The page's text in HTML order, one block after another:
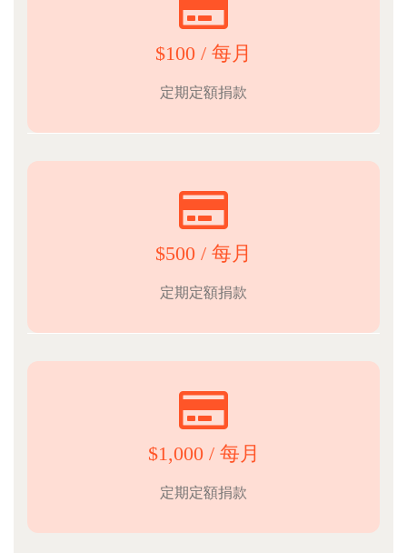
$100 / 每月
定期定額捐款
$500 / 每月
定期定額捐款
$1,000 / 每月
定期定額捐款